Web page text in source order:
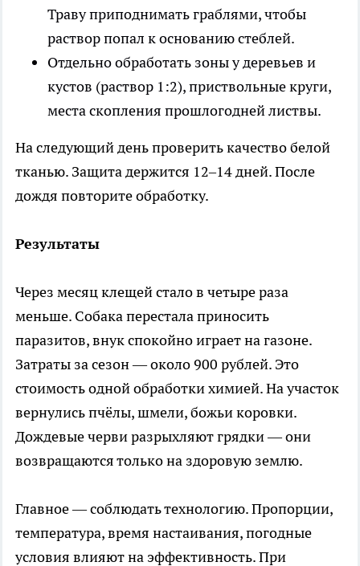
Траву приподнимать граблями, чтобы
раствор попал к основанию стеблей.
Отдельно обработать зоны у деревьев и
кустов (раствор 1:2), приствольные круги,
места скопления прошлогодней листвы.
На следующий день проверить качество белой
тканью. Защита держится 12–14 дней. После
дождя повторите обработку.
Результаты
Через месяц клещей стало в четыре раза
меньше. Собака перестала приносить
паразитов, внук спокойно играет на газоне.
Затраты за сезон — около 900 рублей. Это
стоимость одной обработки химией. На участок
вернулись пчёлы, шмели, божьи коровки.
Дождевые черви разрыхляют грядки — они
возвращаются только на здоровую землю.
Главное — соблюдать технологию. Пропорции,
температура, время настаивания, погодные
условия влияют на эффективность. При